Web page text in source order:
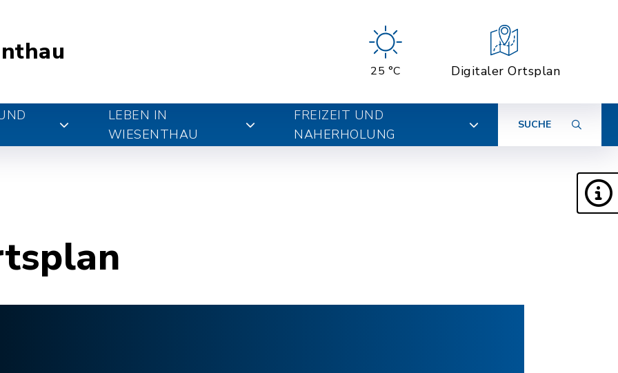
25 °C Digitaler Ortsplan
LEBEN IN
WIESENTHAU
FREIZEIT UND
NAHERHOLUNG
SUCHE